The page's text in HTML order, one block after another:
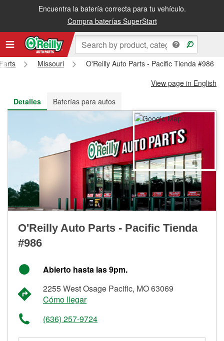
Encuentra la batería correcta para tu vehículo.
Compra baterías SuperStart
Recibe tu orden gratis al día siguiente o recógela en la tienda
Missouri
O'Reilly Auto Parts - Pacific Tienda #986
View page in English
Detalles
Baterías para autos
O'Reilly Auto Parts - Pacific Tienda
#986
Abierto hasta las 9pm.
2255 West Osage Pacific, MO 63069
Cómo llegar
(636) 257-9724